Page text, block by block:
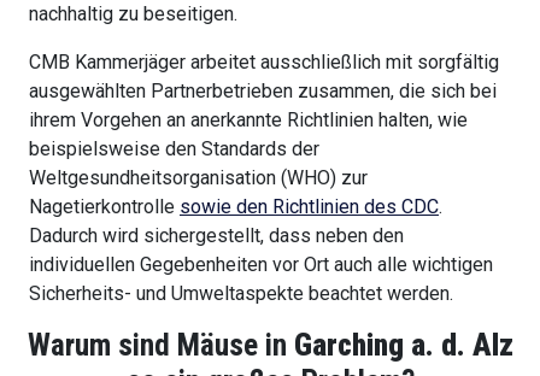
nachhaltig zu beseitigen.
CMB Kammerjäger arbeitet ausschließlich mit sorgfältig
ausgewählten Partnerbetrieben zusammen, die sich bei
ihrem Vorgehen an anerkannte Richtlinien halten, wie
beispielsweise den Standards der
Weltgesundheitsorganisation (WHO) zur
Nagetierkontrolle sowie den Richtlinien des CDC.
Dadurch wird sichergestellt, dass neben den
individuellen Gegebenheiten vor Ort auch alle wichtigen
Sicherheits- und Umweltaspekte beachtet werden.
Warum sind Mäuse in Garching a. d. Alz